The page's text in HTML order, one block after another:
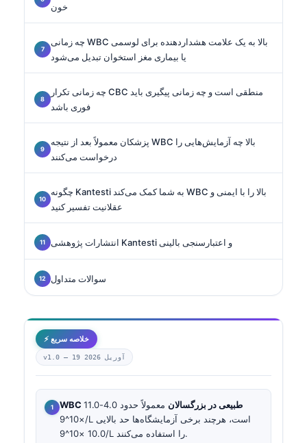
خون
چه زمانی WBC بالا به یک علامت هشداردهنده برای لوسمی
یا بیماری مغز استخوان تبدیل می‌شود
چه زمانی تکرار CBC منطقی است و چه زمانی پیگیری باید
فوری باشد
پزشکان معمولاً بعد از نتیجه WBC بالا چه آزمایش‌هایی را
درخواست می‌کنند
چگونه Kantesti به شما کمک می‌کند WBC بالا را با ایمنی و
عقلانیت تفسیر کنید
انتشارات پژوهشی Kantesti و اعتبارسنجی بالینی
سوالات متداول
⚡ خلاصه سریع
v1.0 — 19 آوریل 2026
WBC طبیعی در بزرگسالان
معمولاً حدود 4.0-11.0
×10^9/L است، هرچند برخی آزمایشگاه‌ها حد بالایی
10.0 ×10^9/L را استفاده می‌کنند.